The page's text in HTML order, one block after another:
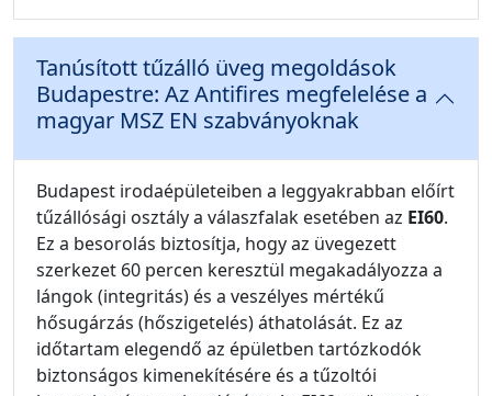
Tanúsított tűzálló üveg megoldások
Budapestre: Az Antifires megfelelése a
magyar MSZ EN szabványoknak
Budapest irodaépületeiben a leggyakrabban előírt
tűzállósági osztály a válaszfalak esetében az EI60.
Ez a besorolás biztosítja, hogy az üvegezett
szerkezet 60 percen keresztül megakadályozza a
lángok (integritás) és a veszélyes mértékű
hősugárzás (hőszigetelés) áthatolását. Ez az
időtartam elegendő az épületben tartózkodók
biztonságos kimenekítésére és a tűzoltói